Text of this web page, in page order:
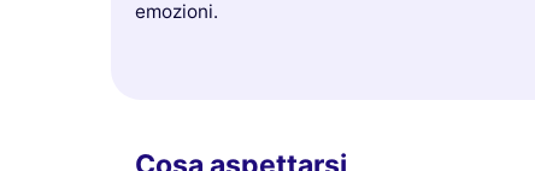
emozioni.